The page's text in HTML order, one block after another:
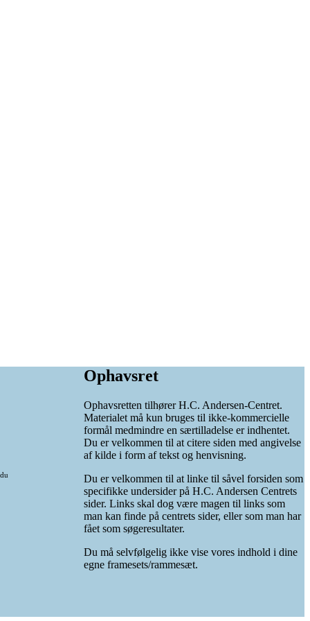
Ophavsret
Ophavsretten tilhører H.C. Andersen-Centret.
Materialet må kun bruges til ikke-kommercielle
formål medmindre en særtilladelse er indhentet.
Du er velkommen til at citere siden med angivelse
af kilde i form af tekst og henvisning.
Du er velkommen til at linke til såvel forsiden som
specifikke undersider på H.C. Andersen Centrets
sider. Links skal dog være magen til links som
man kan finde på centrets sider, eller som man har
fået som søgeresultater.
Du må selvfølgelig ikke vise vores indhold i dine
egne framesets/rammesæt.